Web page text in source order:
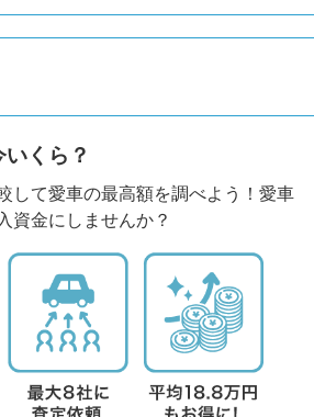
くら？
して愛車の最高額を調べよう！愛車
資金にしませんか？